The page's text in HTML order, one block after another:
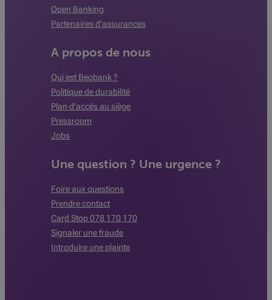
Open Banking
Partenaires d'assurances
A propos de nous
Qui est Beobank ?
Politique de durabilité
Plan d'accès au siège
Pressroom
Jobs
Une question ? Une urgence ?
Foire aux questions
Prendre contact
Card Stop 078 170 170
Signaler une fraude
Introduire une plainte